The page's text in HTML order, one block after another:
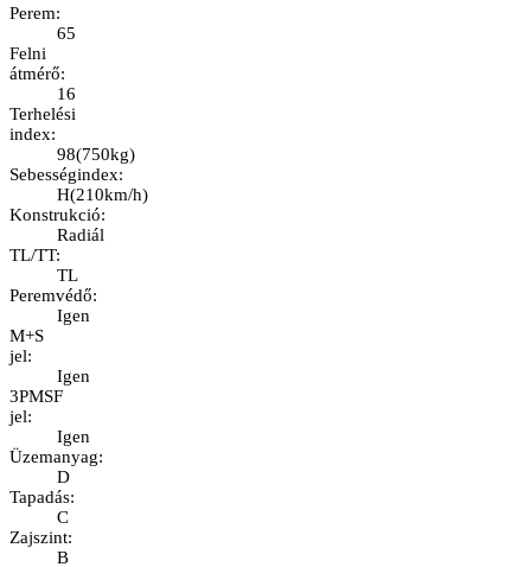
Perem:
65
Felni
átmérő:
16
Terhelési
index:
98(750kg)
Sebességindex:
H(210km/h)
Konstrukció:
Radiál
TL/TT:
TL
Peremvédő:
Igen
M+S
jel:
Igen
3PMSF
jel:
Igen
Üzemanyag:
D
Tapadás:
C
Zajszint:
B